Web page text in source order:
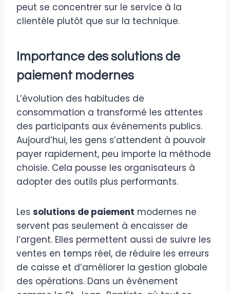
peut se concentrer sur le service à la
clientèle plutôt que sur la technique.
Importance des solutions de
paiement modernes
L’évolution des habitudes de
consommation a transformé les attentes
des participants aux événements publics.
Aujourd’hui, les gens s’attendent à pouvoir
payer rapidement, peu importe la méthode
choisie. Cela pousse les organisateurs à
adopter des outils plus performants.
Les solutions de paiement modernes ne
servent pas seulement à encaisser de
l’argent. Elles permettent aussi de suivre les
ventes en temps réel, de réduire les erreurs
de caisse et d’améliorer la gestion globale
des opérations. Dans un événement